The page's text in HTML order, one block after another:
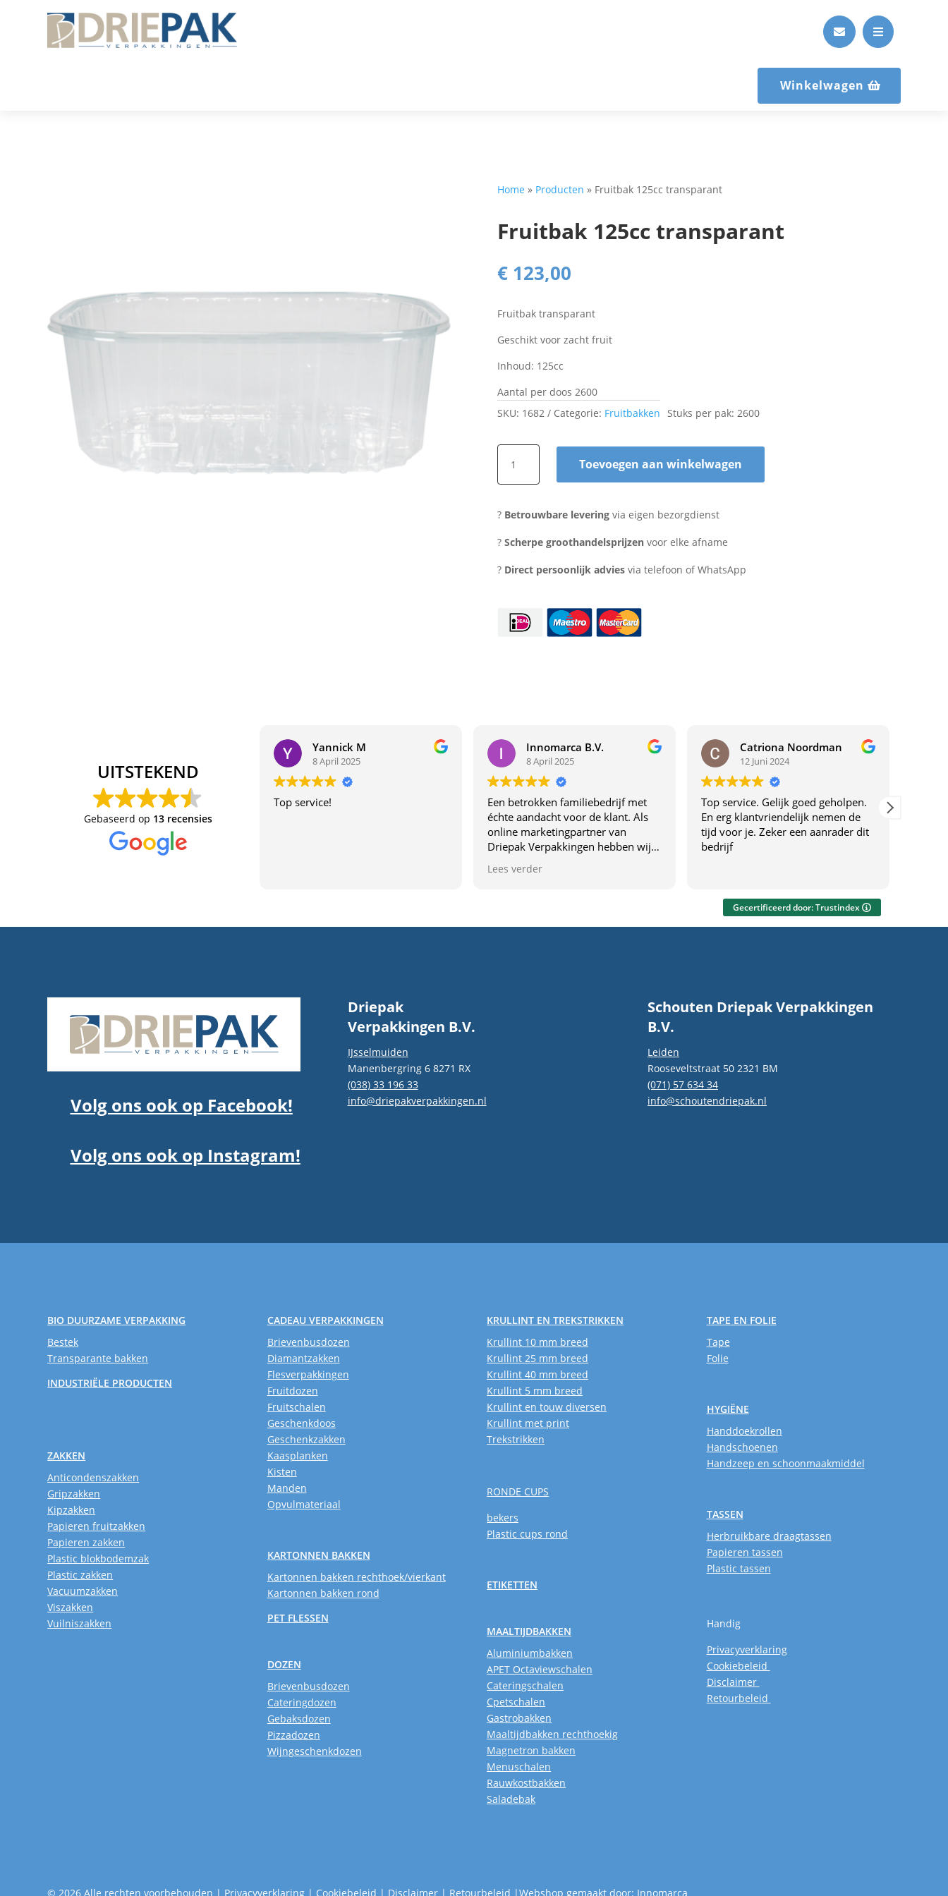
 
Winkelwagen
Home » Producten » Fruitbak 125cc transparant
Fruitbak 125cc transparant
€ 123,00
Fruitbak transparant
Geschikt voor zacht fruit
Inhoud: 125cc
Aantal per doos 2600
SKU: 1682 Categorie: Fruitbakken Stuks per pak: 2600
Fruitbak
125cc
transparant
Toevoegen aan winkelwagen
? Betrouwbare levering via eigen bezorgdienst
?Scherpe groothandelsprijzen voor elke afname
? Direct persoonlijk advies via telefoon of WhatsApp
UITSTEKEND
Gebaseerd op 13 recensies
Yannick M
8 April 2025
Top service!
Innomarca B.V.
8 April 2025
Een betrokken familiebedrijf met
échte aandacht voor de klant. Als
online marketingpartner van
Driepak Verpakkingen hebben wij
van dichtbij ervaren wat dit bedrijf
uniek maakt. Dit familiebedrijf
Lees verder
Catriona Noordman
12 Juni 2024
Top service. Gelijk goed geholpen.
En erg klantvriendelijk nemen de
tijd voor je. Zeker een aanrader dit
bedrijf
Gecertificeerd door: Trustindex
Volg ons ook op Facebook!
Volg ons ook op Instagram!
Driepak
Verpakkingen B.V.
IJsselmuiden
Manenbergring 6 8271 RX
(038) 33 196 33
info@driepakverpakkingen.nl
Schouten Driepak Verpakkingen
B.V.
Leiden
Rooseveltstraat 50 2321 BM
(071) 57 634 34
info@schoutendriepak.nl
BIO DUURZAME VERPAKKING
Bestek
Transparante bakken
INDUSTRIËLE PRODUCTEN
ZAKKEN
Anticondenszakken
Gripzakken
Kipzakken
Papieren fruitzakken
Papieren zakken
Plastic blokbodemzak
Plastic zakken
Vacuumzakken
Viszakken
Vuilniszakken
CADEAU VERPAKKINGEN
Brievenbusdozen
Diamantzakken
Flesverpakkingen
Fruitdozen
Fruitschalen
Geschenkdoos
Geschenkzakken
Kaasplanken
Kisten
Manden
Opvulmateriaal
KARTONNEN BAKKEN
Kartonnen bakken rechthoek/vierkant
Kartonnen bakken rond
PET FLESSEN
DOZEN
Brievenbusdozen
Cateringdozen
Gebaksdozen
Pizzadozen
Wijngeschenkdozen
KRULLINT EN TREKSTRIKKEN
Krullint 10 mm breed
Krullint 25 mm breed
Krullint 40 mm breed
Krullint 5 mm breed
Krullint en touw diversen
Krullint met print
Trekstrikken
RONDE CUPS
bekers
Plastic cups rond
ETIKETTEN
MAALTIJDBAKKEN
Aluminiumbakken
APET Octaviewschalen
Cateringschalen
Cpetschalen
Gastrobakken
Maaltijdbakken rechthoekig
Magnetron bakken
Menuschalen
Rauwkostbakken
Saladebak
TAPE EN FOLIE
Tape
Folie
HYGIËNE
Handdoekrollen
Handschoenen
Handzeep en schoonmaakmiddel
TASSEN
Herbruikbare draagtassen
Papieren tassen
Plastic tassen
Handig
Privacyverklaring
Cookiebeleid
Disclaimer
Retourbeleid
© 2026 Alle rechten voorbehouden | Privacyverklaring | Cookiebeleid | Disclaimer | Retourbeleid |Webshop gemaakt door: Innomarca